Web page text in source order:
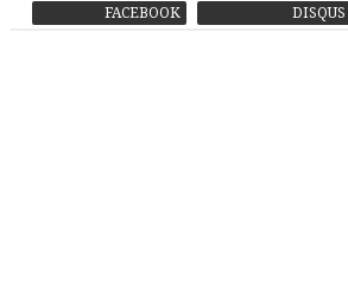
DISQUS
FACEBOOK